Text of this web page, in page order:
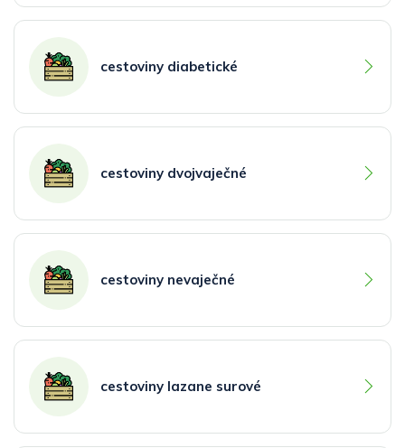
cestoviny diabetické
cestoviny dvojvaječné
cestoviny nevaječné
cestoviny lazane surové